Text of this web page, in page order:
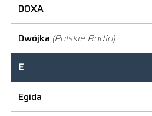
DOXA
Dwójka (Polskie Radio)
E
Egida